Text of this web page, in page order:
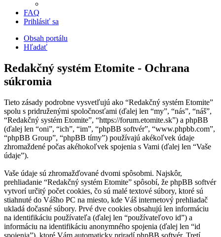
FAQ
Prihlásiť sa
Obsah portálu
Hľadať
Redakčný systém Etomite - Ochrana
súkromia
Tieto zásady podrobne vysvetľujú ako “Redakčný systém Etomite”
spolu s pridruženými spoločnosťami (ďalej len “my”, “nás”, “náš”,
“Redakčný systém Etomite”, “https://forum.etomite.sk”) a phpBB
(ďalej len “oni”, “ich”, “im”, “phpBB softvér”, “www.phpbb.com”,
“phpBB Group”, “phpBB tímy”) používajú akékoľvek údaje
zhromaždené počas akéhokoľvek spojenia s Vami (ďalej len “Vaše
údaje”).
Vaše údaje sú zhromažďované dvomi spôsobmi. Najskôr,
prehliadanie “Redakčný systém Etomite” spôsobí, že phpBB softvér
vytvorí určitý počet cookies, čo sú malé textové súbory, ktoré sú
stiahnuté do Vášho PC na miesto, kde Váš internetový prehliadač
ukladá dočasné súbory. Prvé dve cookies obsahujú len informáciu
na identifikáciu používateľa (ďalej len “používateľovo id”) a
informáciu na identifikáciu anonymného spojenia (ďalej len “id